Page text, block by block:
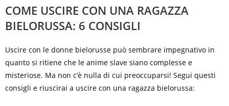
COME USCIRE CON UNA RAGAZZA
BIELORUSSA: 6 CONSIGLI
Uscire con le donne bielorusse può sembrare impegnativo in
quanto si ritiene che le anime slave siano complesse e
misteriose. Ma non c’è nulla di cui preoccuparsi! Segui questi
consigli e riuscirai a uscire con una ragazza bielorussa: